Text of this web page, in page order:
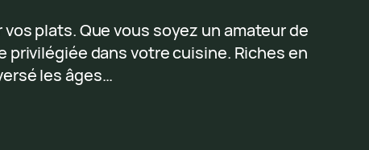
plats. Que vous soyez un amateur de
dans votre cuisine. Riches en
les âges…